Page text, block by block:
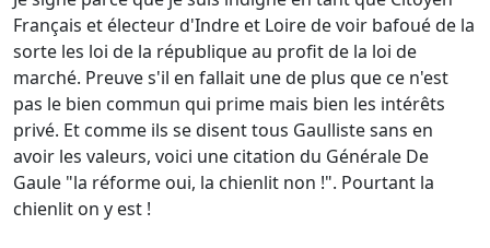
Français et électeur d'Indre et Loire de voir bafoué de la
sorte les loi de la république au profit de la loi de
marché. Preuve s'il en fallait une de plus que ce n'est
pas le bien commun qui prime mais bien les intérêts
privé. Et comme ils se disent tous Gaulliste sans en
avoir les valeurs, voici une citation du Générale De
Gaule "la réforme oui, la chienlit non !". Pourtant la
chienlit on y est !